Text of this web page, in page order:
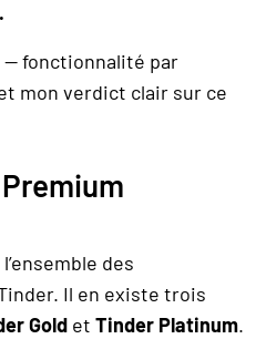
— fonctionnalité par
mon verdict clair sur ce
des
Il en existe trois
Gold et Tinder Platinum.